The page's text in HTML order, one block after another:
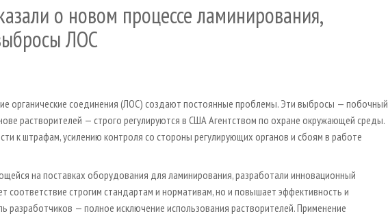
о новом процессе ламинирования,
ЛОС
органические соединения (ЛОС) создают постоянные проблемы. Эти выбросы — побочный
растворителей — строго регулируются в США Агентством по охране окружающей среды.
к штрафам, усилению контроля со стороны регулирующих органов и сбоям в работе
на поставках оборудования для ламинирования, разработали инновационный
соответствие строгим стандартам и нормативам, но и повышает эффективность и
разработчиков — полное исключение использования растворителей. Применение